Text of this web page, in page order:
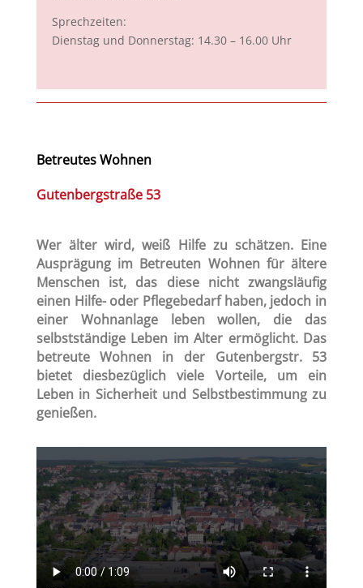
Sprechzeiten:
Dienstag und Donnerstag: 14.30 – 16.00 Uhr
Betreutes Wohnen
Gutenbergstraße 53
Wer älter wird, weiß Hilfe zu schätzen. Eine
Ausprägung im Betreuten Wohnen für ältere
Menschen ist, das diese nicht zwangsläufig
einen Hilfe- oder Pflegebedarf haben, jedoch in
einer Wohnanlage leben wollen, die das
selbstständige Leben im Alter ermöglicht. Das
betreute Wohnen in der Gutenbergstr. 53
bietet diesbezüglich viele Vorteile, um ein
Leben in Sicherheit und Selbstbestimmung zu
genießen.